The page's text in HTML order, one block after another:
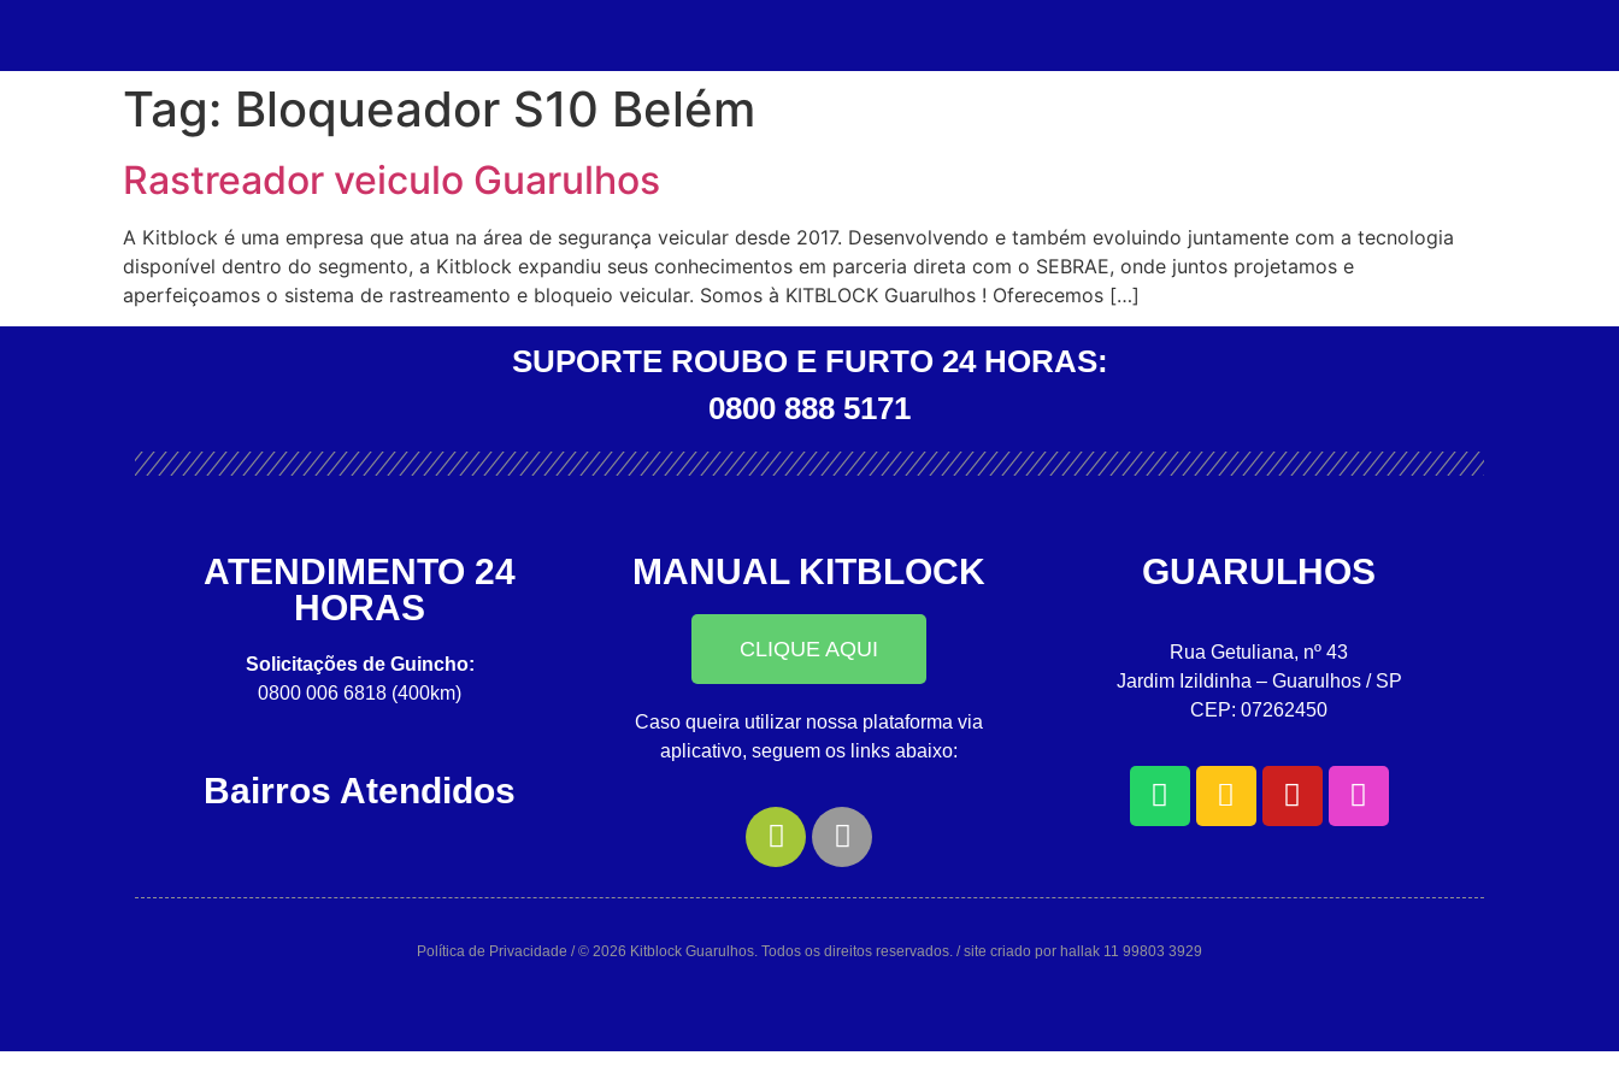
Tag: Bloqueador S10 Belém
Rastreador veiculo Guarulhos
A Kitblock é uma empresa que atua na área de segurança veicular desde 2017. Desenvolvendo e também evoluindo juntamente com a tecnologia
disponível dentro do segmento, a Kitblock expandiu seus conhecimentos em parceria direta com o SEBRAE, onde juntos projetamos e
aperfeiçoamos o sistema de rastreamento e bloqueio veicular. Somos à KITBLOCK Guarulhos ! Oferecemos […]
SUPORTE ROUBO E FURTO 24 HORAS:
0800 888 5171
ATENDIMENTO 24
HORAS
Solicitações de Guincho:
0800 006 6818 (400km)
Bairros Atendidos
MANUAL KITBLOCK
CLIQUE AQUI
Caso queira utilizar nossa plataforma via
aplicativo, seguem os links abaixo:
GUARULHOS
Rua Getuliana, nº 43
Jardim Izildinha – Guarulhos / SP
CEP: 07262450
Política de Privacidade / © 2026 Kitblock Guarulhos. Todos os direitos reservados. / site criado por hallak 11 99803 3929